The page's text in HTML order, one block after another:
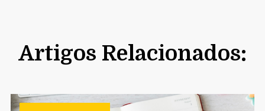
Artigos Relacionados: